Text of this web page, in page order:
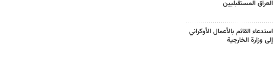
العراق المستقبليين
استدعاء القائم بالأعمال الأوكراني
إلى وزارة الخارجية